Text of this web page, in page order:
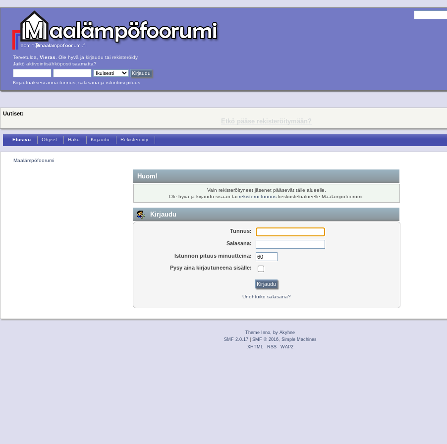
Tervetuloa, Vieras . Ole hyvä ja kirjaudu tai rekisteröidy.
Jäikö aktivointisähköposti saamatta?
Kirjautuaksesi anna tunnus, salasana ja istuntosi pituus
Uutiset:
Etkö pääse rekisteröitymään?
Etusivu Ohjeet Haku Kirjaudu Rekisteröidy
Maalämpöfoorumi
Huom!
Vain rekisteröityneet jäsenet pääsevät tälle alueelle.
Ole hyvä ja kirjaudu sisään tairekisteröi tunnus keskustelualueelle Maalämpöfoorumi.
Kirjaudu
Tunnus:
Salasana:
Istunnon pituus minuutteina:
Pysy aina kirjautuneena sisälle:
Unohtuiko salasana?
Theme Inno, by Akyhne
SMF 2.0.17| SMF © 2016, Simple Machines
XHTML
RSS WAP2